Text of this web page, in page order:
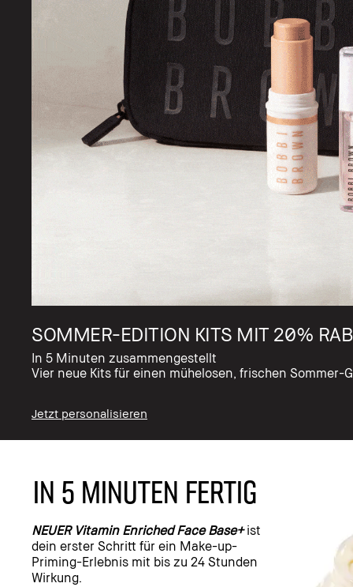
SOMMER-EDITION KITS MIT 20%
In 5 Minuten zusammengestellt
Vier neue Kits für einen mühelosen, frischen Sommer-
Jetzt personalisieren
IN 5 MINUTEN FERTIG
NEUER Vitamin Enriched Face Base+ist
dein erster Schritt für ein Make-up-
Priming-Erlebnis mit bis zu 24 Stunden
Wirkung.